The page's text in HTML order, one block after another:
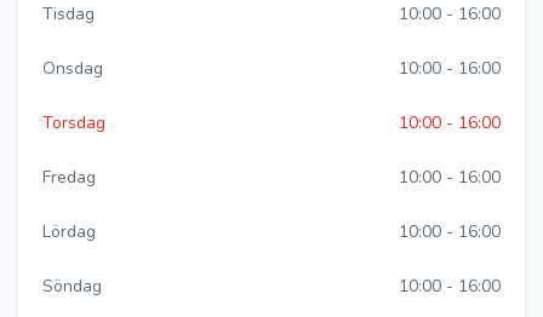
Tisdag 10:00 - 16:00
Onsdag 10:00 - 16:00
Torsdag 10:00 - 16:00
Fredag 10:00 - 16:00
Lördag 10:00 - 16:00
Söndag 10:00 - 16:00